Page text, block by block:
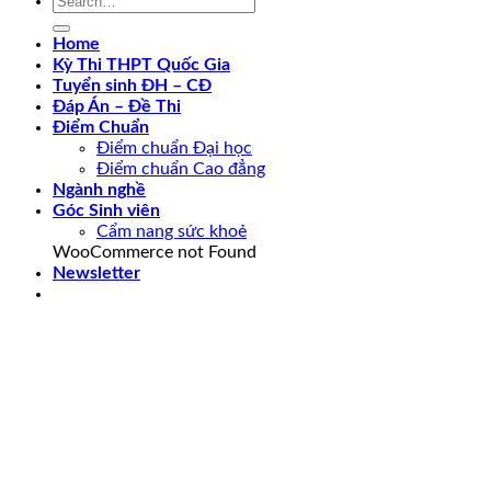
Home
Kỳ Thi THPT Quốc Gia
Tuyển sinh ĐH – CĐ
Đáp Án – Đề Thi
Điểm Chuẩn
Điểm chuẩn Đại học
Điểm chuẩn Cao đẳng
Ngành nghề
Góc Sinh viên
Cẩm nang sức khoẻ
WooCommerce not Found
Newsletter